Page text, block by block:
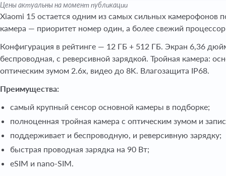
Цены актуальны на момент публикации
Xiaomi 15 остается одним из самых сильных камерофонов
камера — приоритет номер один, а более свежий
Конфигурация в рейтинге — 12 ГБ + 512 ГБ. Экран 6,36
беспроводная, с реверсивной зарядкой. Тройная
оптическим зумом 2.6x, видео до 8K. Влагозащита IP68.
Преимущества:
самый крупный сенсор основной камеры в подборке;
полноценная тройная камера с оптическим зумом и
поддерживает и беспроводную, и реверсивную зарядку;
быстрая проводная зарядка на 90 Вт;
eSIM и nano-SIM.